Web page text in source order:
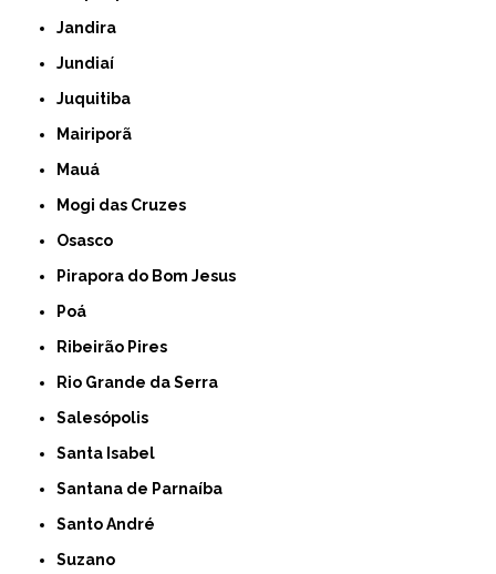
Jandira
Jundiaí
Juquitiba
Mairiporã
Mauá
Mogi das Cruzes
Osasco
Pirapora do Bom Jesus
Poá
Ribeirão Pires
Rio Grande da Serra
Salesópolis
Santa Isabel
Santana de Parnaíba
Santo André
Suzano